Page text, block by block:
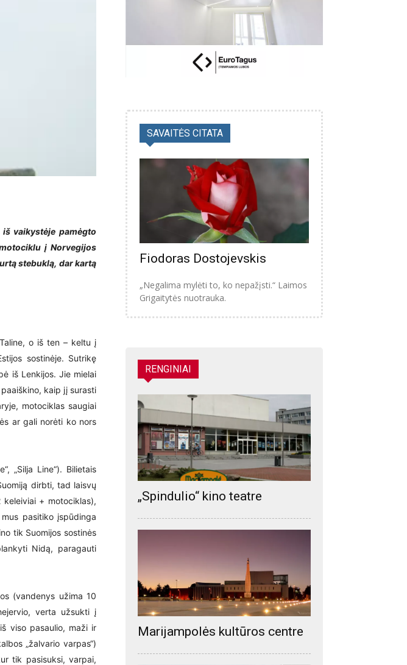
vaikystėje pamėgto
į Norvegijos
stebuklą, dar kartą
o iš ten – keltu į
sostinėje. Sutrikę
iš Lenkijos. Jie mielai
kaip jį surasti
motociklas saugiai
ar gali norėti ko nors
„Silja Line“). Bilietais
dirbti, tad laisvų
+ motociklas),
pasitiko įspūdinga
tik Suomijos sostinės
Nidą, paragauti
(vandenys užima 10
verta užsukti į
viso pasaulio, maži ir
„žalvario varpas“)
tik pasisuksi, varpai,
SAVAITĖS CITATA
Fiodoras Dostojevskis
„Negalima mylėti to, ko nepažįsti.“ Laimos
Grigaitytės nuotrauka.
RENGINIAI
„Spindulio“ kino teatre
Marijampolės kultūros centre